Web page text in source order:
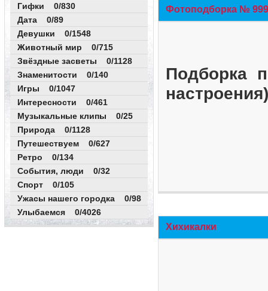
Гифки 0/830
Дата 0/89
Девушки 0/1548
Животный мир 0/715
Звёздные засветы 0/1128
Знаменитости 0/140
Игры 0/1047
Интересности 0/461
Музыкальные клипы 0/25
Природа 0/1128
Путешествуем 0/627
Ретро 0/134
События, люди 0/32
Спорт 0/105
Ужасы нашего городка 0/98
Улыбаемся 0/4026
Фотоподборка №
Подборка
Хихикалки